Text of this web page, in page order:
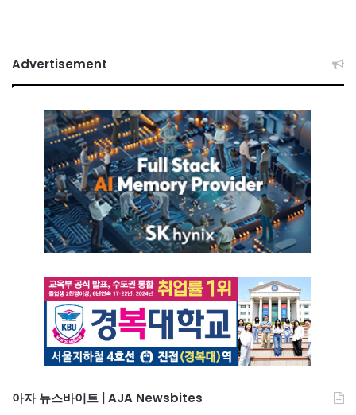
Advertisement
아자 뉴스바이트 | AJA Newsbites